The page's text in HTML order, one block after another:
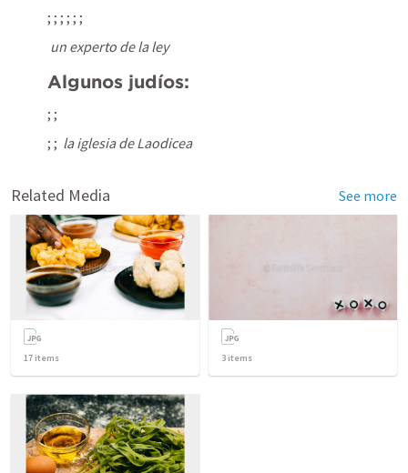
; ; ; ; ; ;
un experto de la ley
Algunos judíos:
; ;
; ; la iglesia de Laodicea
Related Media See more
17 items 3 items